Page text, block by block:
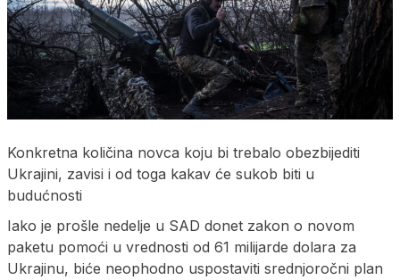
Konkretna količina novca koju bi trebalo obezbijediti
Ukrajini, zavisi i od toga kakav će sukob biti u
budućnosti
Iako je prošle nedelje u SAD donet zakon o novom
paketu pomoći u vrednosti od 61 milijarde dolara za
Ukrajinu, biće neophodno uspostaviti srednjoročni plan